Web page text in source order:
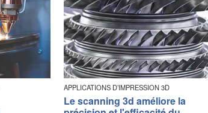
APPLICATIONS D’IMPRESSION 3D
Le scanning 3d améliore la